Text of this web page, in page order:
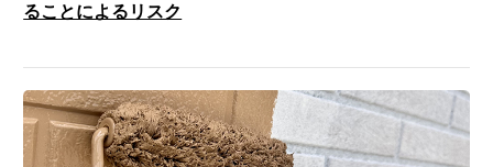
ることによるリスク